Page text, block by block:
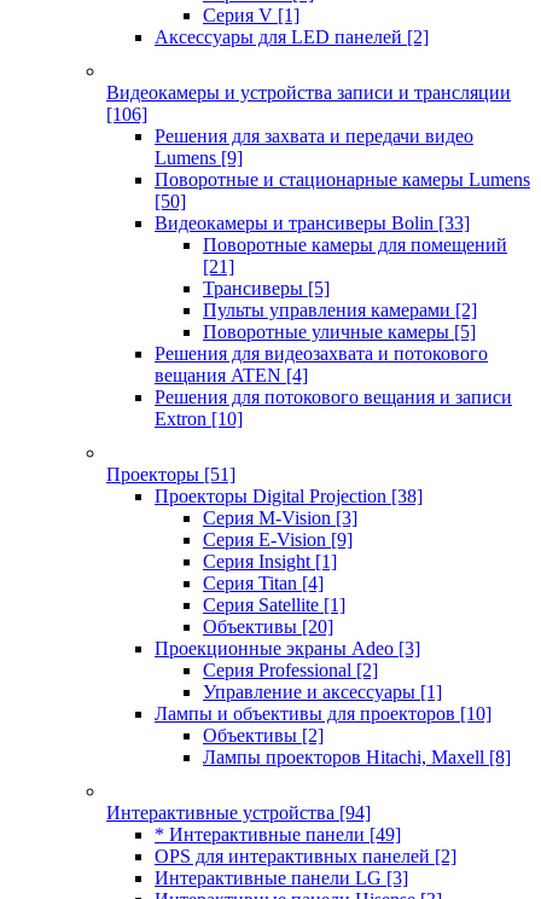
Серия V [1]
Аксессуары для LED панелей [2]
Видеокамеры и устройства записи и трансляции
[106]
Решения для захвата и передачи видео
Lumens [9]
Поворотные и стационарные камеры Lumens
[50]
Видеокамеры и трансиверы Bolin [33]
Поворотные камеры для помещений
[21]
Трансиверы [5]
Пульты управления камерами [2]
Поворотные уличные камеры [5]
Решения для видеозахвата и потокового
вещания ATEN [4]
Решения для потокового вещания и записи
Extron [10]
Проекторы [51]
Проекторы Digital Projection [38]
Серия M-Vision [3]
Серия E-Vision [9]
Серия Insight [1]
Серия Titan [4]
Серия Satellite [1]
Объективы [20]
Проекционные экраны Adeo [3]
Серия Professional [2]
Управление и аксессуары [1]
Лампы и объективы для проекторов [10]
Объективы [2]
Лампы проекторов Hitachi, Maxell [8]
Интерактивные устройства [94]
* Интерактивные панели [49]
OPS для интерактивных панелей [2]
Интерактивные панели LG [3]